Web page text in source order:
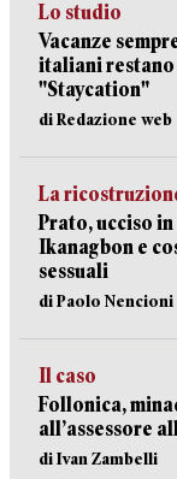
Lo studio
Vacanze
italiani restano
"Staycation"
di Redazione web
La
Prato, ucciso in
Ikanagbon e
sessuali
di Paolo Nencioni
Il caso
Follonica,
all’assessore
di Ivan Zambelli